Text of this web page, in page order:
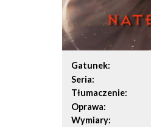
Gatunek
Seria
Tłumaczenie
Oprawa
Wymiary